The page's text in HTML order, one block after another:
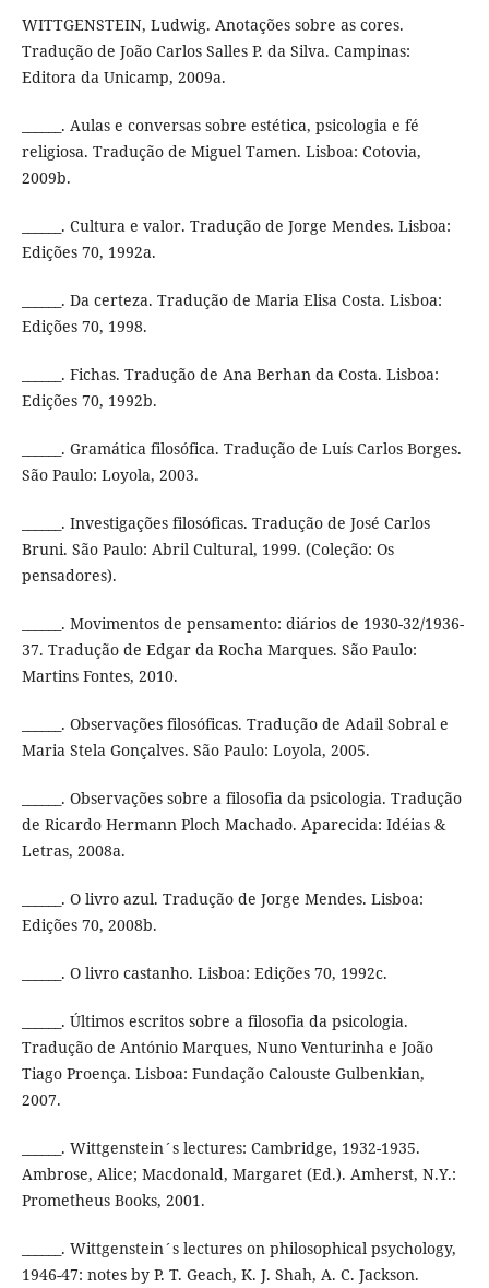
WITTGENSTEIN, Ludwig. Anotações sobre as cores.
Tradução de João Carlos Salles P. da Silva. Campinas:
Editora da Unicamp, 2009a.
______. Aulas e conversas sobre estética, psicologia e fé
religiosa. Tradução de Miguel Tamen. Lisboa: Cotovia,
2009b.
______. Cultura e valor. Tradução de Jorge Mendes. Lisboa:
Edições 70, 1992a.
______. Da certeza. Tradução de Maria Elisa Costa. Lisboa:
Edições 70, 1998.
______. Fichas. Tradução de Ana Berhan da Costa. Lisboa:
Edições 70, 1992b.
______. Gramática filosófica. Tradução de Luís Carlos Borges.
São Paulo: Loyola, 2003.
______. Investigações filosóficas. Tradução de José Carlos
Bruni. São Paulo: Abril Cultural, 1999. (Coleção: Os
pensadores).
______. Movimentos de pensamento: diários de 1930-32/1936-
37. Tradução de Edgar da Rocha Marques. São Paulo:
Martins Fontes, 2010.
______. Observações filosóficas. Tradução de Adail Sobral e
Maria Stela Gonçalves. São Paulo: Loyola, 2005.
______. Observações sobre a filosofia da psicologia. Tradução
de Ricardo Hermann Ploch Machado. Aparecida: Idéias &
Letras, 2008a.
______. O livro azul. Tradução de Jorge Mendes. Lisboa:
Edições 70, 2008b.
______. O livro castanho. Lisboa: Edições 70, 1992c.
______. Últimos escritos sobre a filosofia da psicologia.
Tradução de António Marques, Nuno Venturinha e João
Tiago Proença. Lisboa: Fundação Calouste Gulbenkian,
2007.
______. Wittgenstein´s lectures: Cambridge, 1932-1935.
Ambrose, Alice; Macdonald, Margaret (Ed.). Amherst, N.Y.:
Prometheus Books, 2001.
______. Wittgenstein´s lectures on philosophical psychology,
1946-47: notes by P. T. Geach, K. J. Shah, A. C. Jackson.